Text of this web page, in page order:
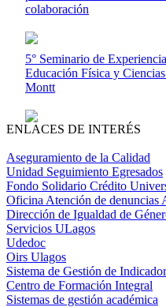
colaboración
5° Seminario de
Educación Física y
Montt
ENLACES DE INTERÉS
Aseguramiento de la Calidad
Unidad Seguimiento Egresados
Fondo Solidario Crédito
Oficina Atención de denuncias
Dirección de Igualdad de
Servicios ULagos
Udedoc
Oirs Ulagos
Sistema de Gestión de
Centro de Formación Integral
Sistemas de gestión académica